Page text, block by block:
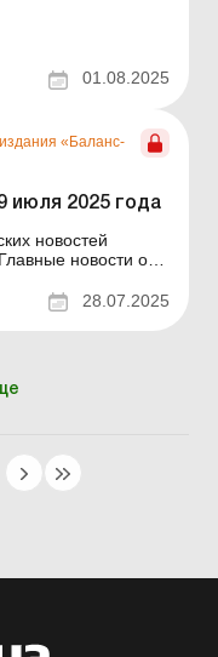
договор
случае простоя
01.08.2025
«Баланс-
июля 2025 года
номера28.07.2025